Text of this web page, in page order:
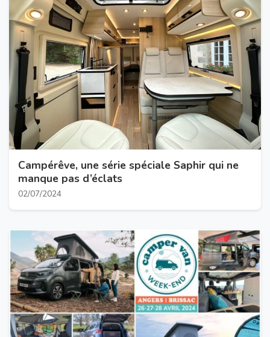
Campérêve, une série spéciale Saphir qui ne
manque pas d’éclats
02/07/2024